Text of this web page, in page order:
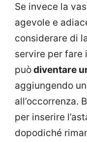
Se invece la
agevole e
considerare di
servire per fare
puòdiventare
aggiungendo
all’occorrenza.
per inserire
dopodiché